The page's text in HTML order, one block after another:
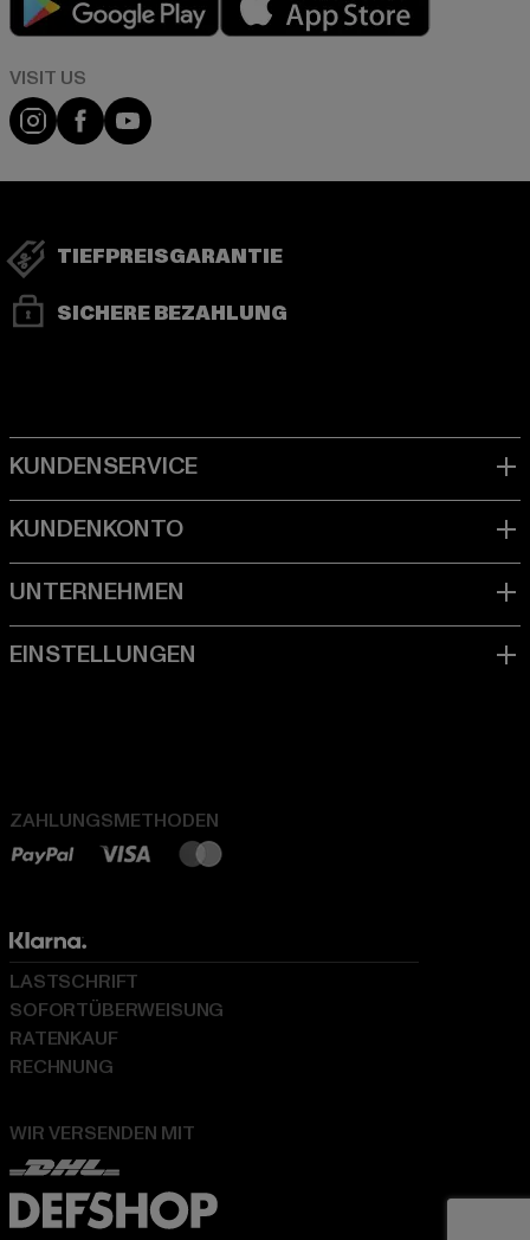
Visit our Instagram page:
Visit our Facebook page:
Visit our YouTube channel:
TIEFPREISGARANTIE
SICHERE BEZAHLUNG
ZAHLUNGSMETHODEN
WIR VERSENDEN MIT
LASTSCHRIFT
SOFORTÜBERWEISUNG
RATENKAUF
RECHNUNG